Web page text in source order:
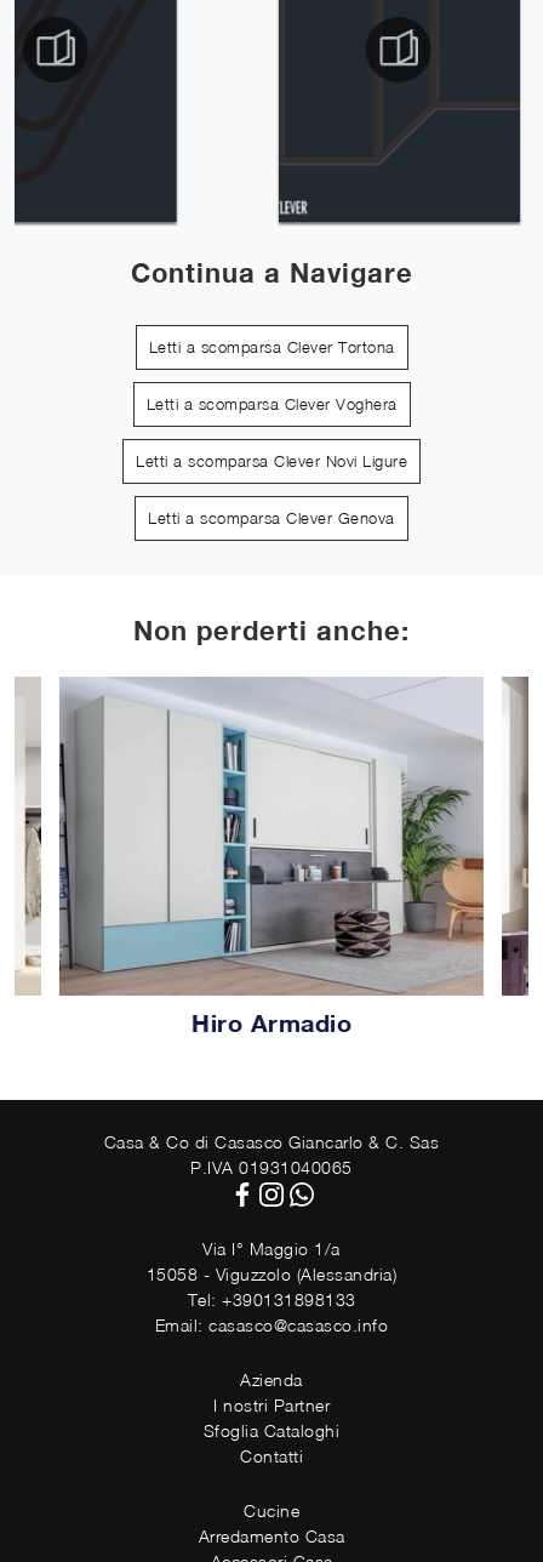
Continua a Navigare
Letti a scomparsa Clever Tortona
Letti a scomparsa Clever Voghera
Letti a scomparsa Clever Novi Ligure
Letti a scomparsa Clever Genova
Non perderti anche:
Hiro Armadio
Casa & Co di Casasco Giancarlo & C. Sas
P.IVA 01931040065
Via I° Maggio 1/a
15058 - Viguzzolo (Alessandria)
Tel: +390131898133
Email: casasco@casasco.info
Azienda
I nostri Partner
Sfoglia Cataloghi
Contatti
Cucine
Arredamento Casa